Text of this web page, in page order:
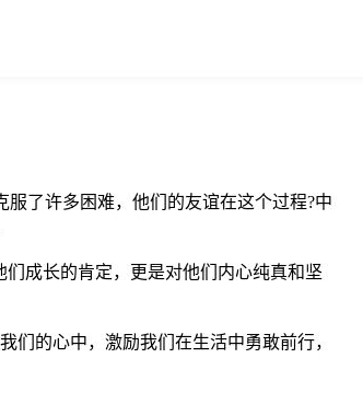
了许多困难，他们的友谊在这个过程?中
成长的肯定，更是对他们内心纯真和坚
们的心中，激励我们在生活中勇敢前行，